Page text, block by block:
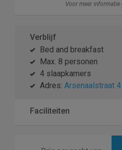
Voor meer informatie
Verblijf
Bed and breakfast
Max. 8 personen
4 slaapkamers
Adres: Arsenaalstraat 4
Faciliteiten